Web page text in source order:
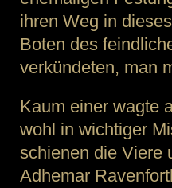
ihren Weg in
Boten des
verkündeten, man
Kaum einer wagte
wohl in wichtiger
schienen die Viere
Adhemar